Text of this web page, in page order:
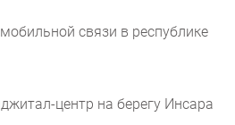
связи в республике
центр на берегу Инсара